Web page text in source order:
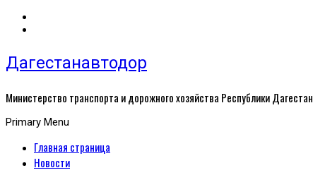
Дагестанавтодор
Министерство транспорта и дорожного хозяйства Республики Дагестан
Primary Menu
Главная страница
Новости